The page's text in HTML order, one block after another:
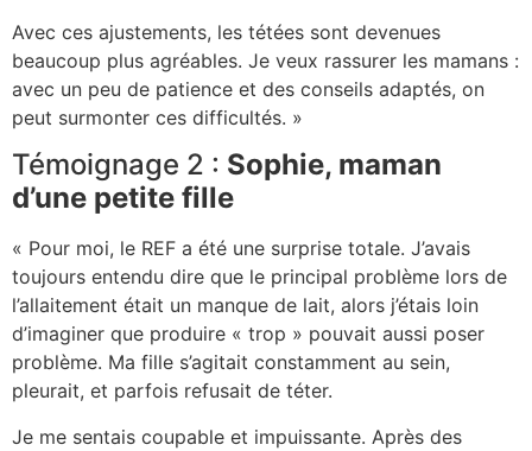
Avec ces ajustements, les tétées sont devenues
beaucoup plus agréables. Je veux rassurer les mamans :
avec un peu de patience et des conseils adaptés, on
peut surmonter ces difficultés. »
Témoignage 2 : Sophie, maman
d’une petite fille
« Pour moi, le REF a été une surprise totale. J’avais
toujours entendu dire que le principal problème lors de
l’allaitement était un manque de lait, alors j’étais loin
d’imaginer que produire « trop » pouvait aussi poser
problème. Ma fille s’agitait constamment au sein,
pleurait, et parfois refusait de téter.
Je me sentais coupable et impuissante. Après des